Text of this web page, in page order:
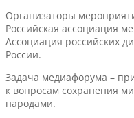
Организаторы
Российская ассоциация
Ассоциация российских
России.
Задача медиафорума –
к вопросам сохранения
народами.